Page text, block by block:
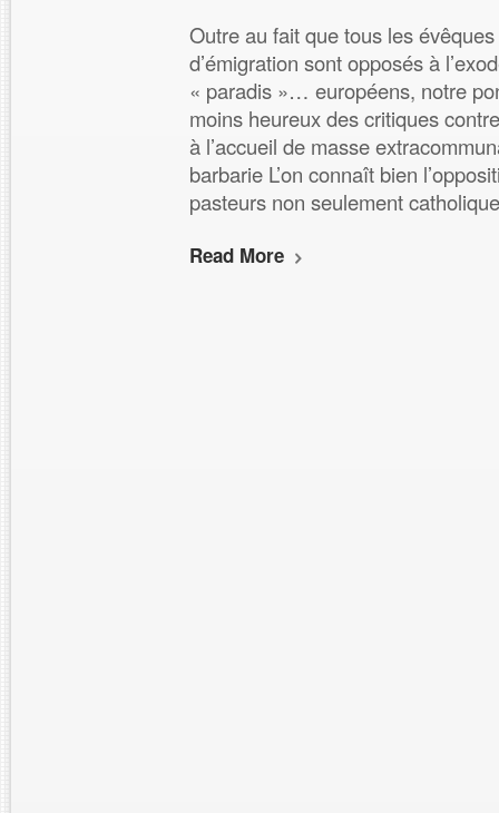
Outre au fait que tous les
d’émigration sont opposés à
« paradis »… européens, notre
moins heureux des critiques
à l’accueil de masse
barbarie L’on connaît bien
pasteurs non seulement
Read More